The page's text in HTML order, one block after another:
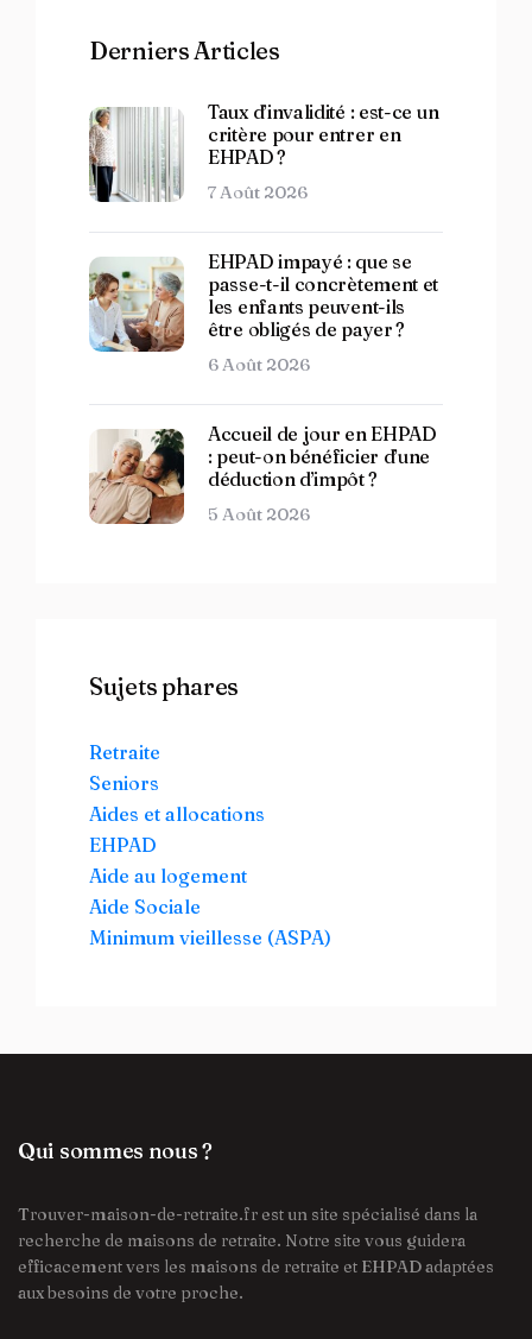
Derniers Articles
Taux d’invalidité : est-ce un
critère pour entrer en
EHPAD ?
7 Août 2026
EHPAD impayé : que se
passe-t-il concrètement et
les enfants peuvent-ils
être obligés de payer ?
6 Août 2026
Accueil de jour en EHPAD
: peut-on bénéficier d’une
déduction d’impôt ?
5 Août 2026
Sujets phares
Retraite
Seniors
Aides et allocations
EHPAD
Aide au logement
Aide Sociale
Minimum vieillesse (ASPA)
Qui sommes nous ?
Trouver-maison-de-retraite.fr est un site spécialisé dans la
recherche de maisons de retraite. Notre site vous guidera
efficacement vers les maisons de retraite et EHPAD adaptées
aux besoins de votre proche.